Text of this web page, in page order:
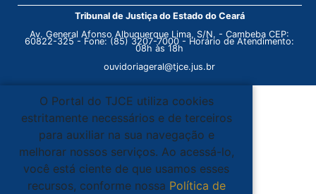
Tribunal de Justiça do Estado do Ceará
Av. General Afonso Albuquerque Lima, S/N. - Cambeba CEP:
60822-325 - Fone: (85) 3207-7000 - Horário de Atendimento:
08h às 18h
ouvidoriageral@tjce.jus.br
O Portal do TJCE utiliza cookies
estritamente necessários e de terceiros
para auxiliar na sua navegação e
melhorar nossos serviços. Ao acessá-lo,
você está ciente de que usamos esses
recursos, conforme nossa Política de